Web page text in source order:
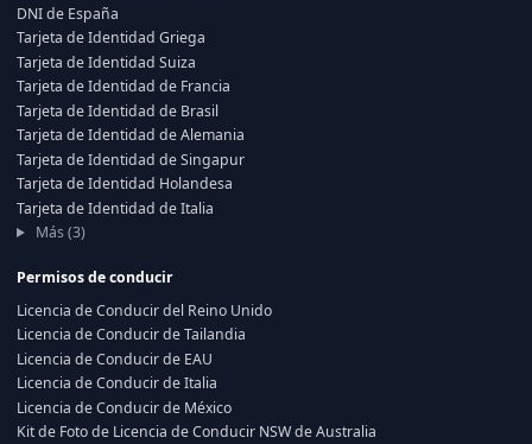
DNI de España
Tarjeta de Identidad Griega
Tarjeta de Identidad Suiza
Tarjeta de Identidad de Francia
Tarjeta de Identidad de Brasil
Tarjeta de Identidad de Alemania
Tarjeta de Identidad de Singapur
Tarjeta de Identidad Holandesa
Tarjeta de Identidad de Italia
Más (3)
Permisos de conducir
Licencia de Conducir del Reino Unido
Licencia de Conducir de Tailandia
Licencia de Conducir de EAU
Licencia de Conducir de Italia
Licencia de Conducir de México
Kit de Foto de Licencia de Conducir NSW de Australia